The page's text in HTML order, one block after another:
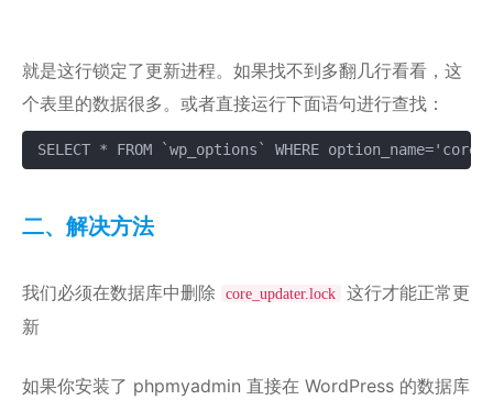
就是这行锁定了更新进程。如果找不到多翻几行看看，这
个表里的数据很多。或者直接运行下面语句进行查找：
SELECT * FROM `wp_options` WHERE 复制
二、解决方法
我们必须在数据库中删除 core_updater.lock
这行才能正常更
新
如果你安装了 phpmyadmin 直接在 WordPress 的数据库